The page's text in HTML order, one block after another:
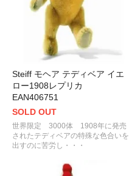
Steiff モヘア テディベア イエ
ロー1908レプリカ
EAN406751
SOLD OUT
世界限定 3000体 1908年に発売
されたテディベアの特殊な色合いを
出すのに苦労し・・・